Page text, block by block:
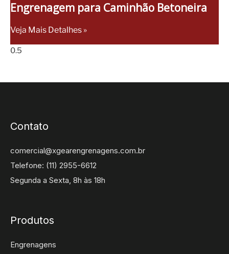
Engrenagem para Caminhão Betoneira
Veja Mais Detalhes »
Produtos
Engrenagens
Contato
comercial@xgearengrenagens.com.br
Telefone: (11) 2955-6612
Segunda a Sexta, 8h às 18h